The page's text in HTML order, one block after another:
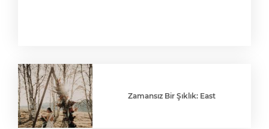
Zamansız Bir Şıklık: East